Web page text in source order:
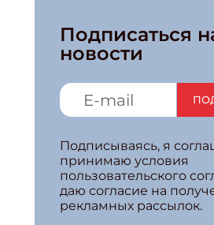
Подписаться
новости
Подписываясь, я
принимаю условия
пользовательского
даю согласие на
рекламных рассылок.